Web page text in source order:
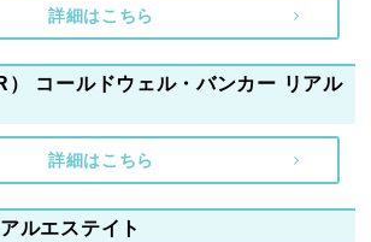
詳細はこちら
コールドウェル・バンカー リアル
詳細はこちら
ルエステイト